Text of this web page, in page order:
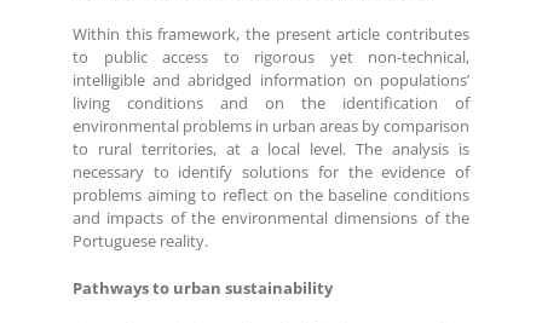
Within this framework, the present article contributes
to public access to rigorous yet non-technical,
intelligible and abridged information on populations’
living conditions and on the identification of
environmental problems in urban areas by comparison
to rural territories, at a local level. The analysis is
necessary to identify solutions for the evidence of
problems aiming to reflect on the baseline conditions
and impacts of the environmental dimensions of the
Portuguese reality.
Pathways to urban sustainability